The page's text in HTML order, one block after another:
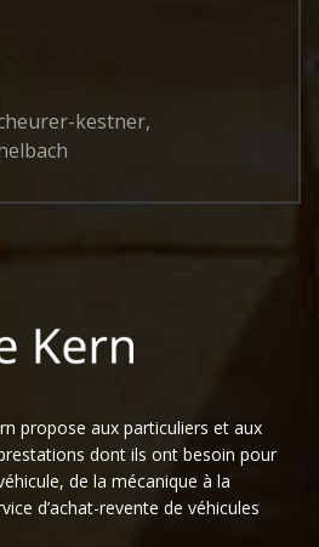
kestner,
propose aux particuliers et aux
dont ils ont besoin pour
de la mécanique à la
d’achat-revente de véhicules